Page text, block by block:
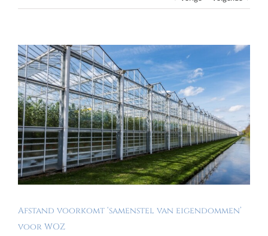
Bekijk
grotere
afbeelding
Afstand voorkomt ‘samenstel van eigendommen’
voor WOZ